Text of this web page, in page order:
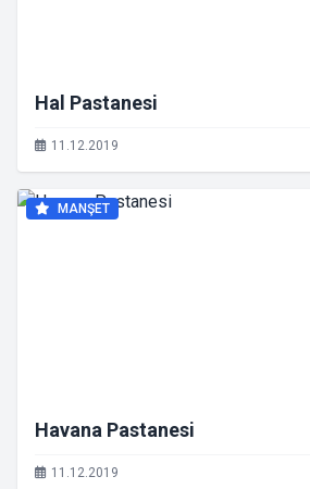
Hal Pastanesi
11.12.2019
MANŞET
Havana Pastanesi
11.12.2019